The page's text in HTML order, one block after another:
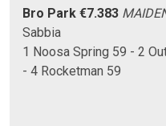
Bro Park €7.383
Sabbia
1 Noosa Spring 59 - 2
- 4 Rocketman 59